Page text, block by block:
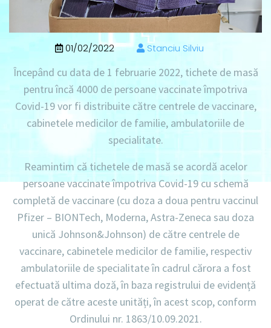
01/02/2022 Stanciu Silviu
Începând cu data de 1 februarie 2022, tichete de masă
pentru încă 4000 de persoane vaccinate împotriva
Covid-19 vor fi distribuite către centrele de vaccinare,
cabinetele medicilor de familie, ambulatoriile de
specialitate.
Reamintim că tichetele de masă se acordă acelor
persoane vaccinate împotriva Covid-19cu schemă
completă de vaccinare (cu doza a doua pentru vaccinul
Pfizer – BIONTech, Moderna, Astra-Zeneca sau doza
unică Johnson&Johnson) de către centrele de
vaccinare, cabinetele medicilor de familie, respectiv
ambulatoriile de specialitateîn cadrul cărora a fost
efectuată ultima doză, în baza registrului de evidență
operat de către aceste unități, în acest scop, conform
Ordinului nr. 1863/10.09.2021.